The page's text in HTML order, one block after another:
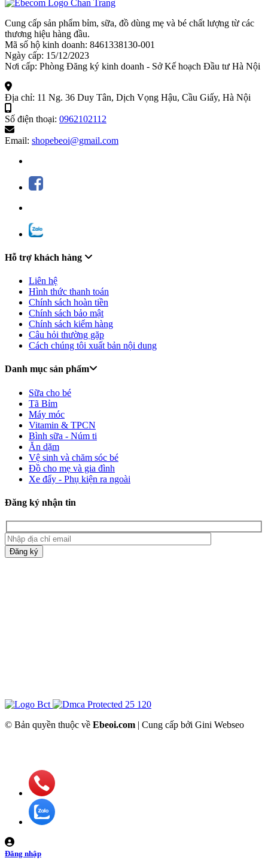
Cung cấp sản phẩm bỉm, sữa, đồ dùng mẹ và bé chất lượng từ các
thương hiệu hàng đầu.
Mã số hộ kinh doanh: 8461338130-001
Ngày cấp: 15/12/2023
Nơi cấp: Phòng Đăng ký kinh doanh - Sở Kế hoạch Đầu tư Hà Nội
Địa chỉ: 11 Ng. 36 Duy Tân, Dịch Vọng Hậu, Cầu Giấy, Hà Nội
Số điện thoại: 0962102112
Email: shopebeoi@gmail.com
Hỗ trợ khách hàng
Liên hệ
Hình thức thanh toán
Chính sách hoàn tiền
Chính sách bảo mật
Chính sách kiểm hàng
Câu hỏi thường gặp
Cách chúng tôi xuất bản nội dung
Danh mục sản phẩm
Sữa cho bé
Tã Bỉm
Máy móc
Vitamin & TPCN
Bình sữa - Núm ti
Ăn dặm
Vệ sinh và chăm sóc bé
Đồ cho mẹ và gia đình
Xe đẩy - Phụ kiện ra ngoài
Đăng ký nhận tin
Đăng ký
© Bản quyền thuộc về Ebeoi.com | Cung cấp bởi Gini Webseo
Đăng nhập